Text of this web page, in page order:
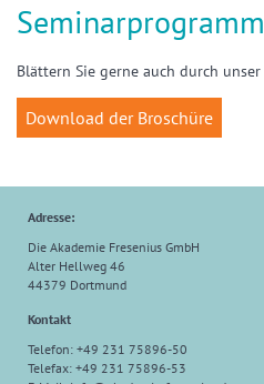
Seminarprogramm
Blättern Sie gerne auch durch unser
Download der Broschüre
Adresse:
Die Akademie Fresenius GmbH
Alter Hellweg 46
44379 Dortmund
Kontakt
Telefon: +49 231 75896-50
Telefax: +49 231 75896-53